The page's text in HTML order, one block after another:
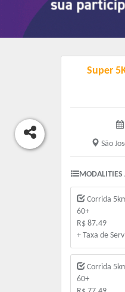
Super
São
MODALITIES
Corrida
60+
R$ 87.49
+ Taxa de
Corrida
60+